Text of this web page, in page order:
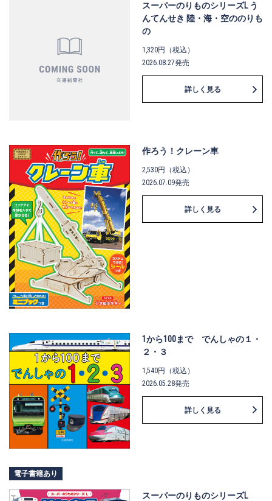
スーパーのりものシリーズL う
んてんせき 陸・海・空ののりも
の
1,320円（税込）
2026.08.27発売
詳しく見る
作ろう！クレーン車
2,530円（税込）
2026.07.09発売
詳しく見る
1から100まで でんしゃの１・
２・３
1,540円（税込）
2026.05.28発売
詳しく見る
電子書籍あり
スーパーのりものシリーズL